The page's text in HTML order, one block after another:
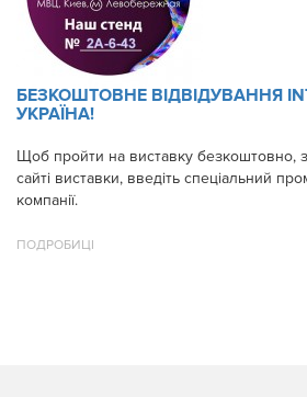
БЕЗКОШТОВНЕ ВІДВІДУВАННЯ
УКРАЇНА!
Щоб пройти на виставку безкоштовно,
сайті виставки, введіть спеціальний
компанії.
ПОДРОБИЦІ